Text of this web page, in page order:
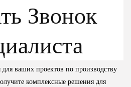
Звонок
ваших проектов по производству
комплексные решения для